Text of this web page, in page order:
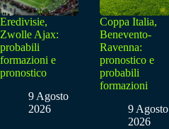
Eredivisie,
Zwolle Ajax:
probabili
formazioni e
pronostico
9 Agosto
2026
Coppa Italia,
Benevento-
Ravenna:
pronostico e
probabili
formazioni
9 Agosto
2026